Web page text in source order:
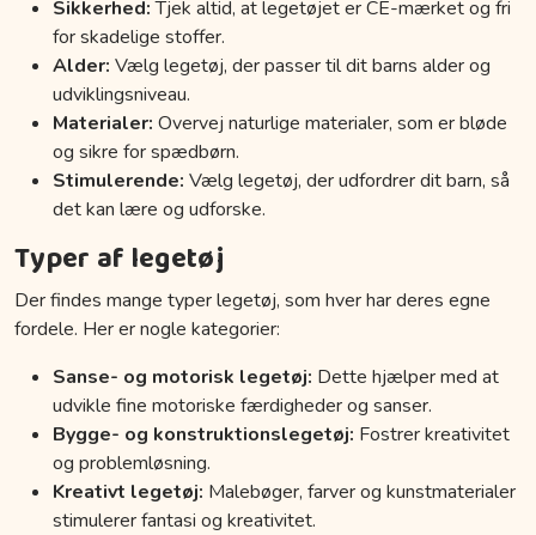
Sikkerhed:Tjek altid, at legetøjet er CE-mærket og fri
for skadelige stoffer.
Alder: Vælg legetøj, der passer til dit barns alder og
udviklingsniveau.
Materialer: Overvej naturlige materialer, som er bløde
og sikre for spædbørn.
Stimulerende: Vælg legetøj, der udfordrer dit barn, så
det kan lære og udforske.
Typer af legetøj
Der findes mange typer legetøj, som hver har deres egne
fordele. Her er nogle kategorier:
Sanse- og motorisk legetøj: Dette hjælper med at
udvikle fine motoriske færdigheder og sanser.
Bygge- og konstruktionslegetøj: Fostrer kreativitet
og problemløsning.
Kreativt legetøj: Malebøger, farver og kunstmaterialer
stimulerer fantasi og kreativitet.